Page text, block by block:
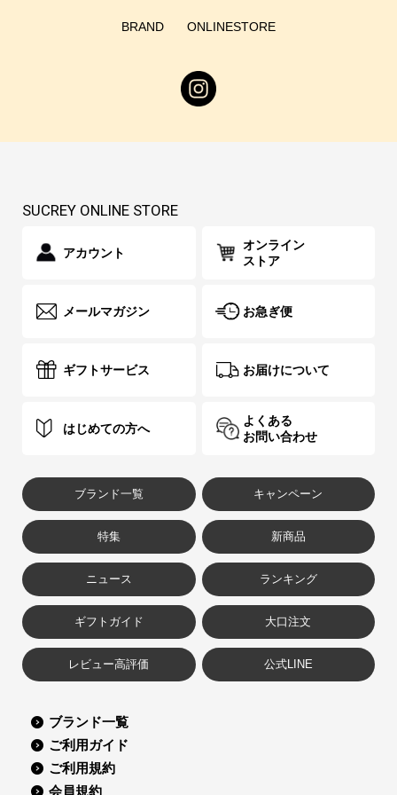
BRAND ONLINESTORE
SUCREY ONLINE STORE
アカウント
オンライン
ストア
メールマガジン お急ぎ便
ギフトサービス お届けについて
はじめての方へ
よくある
お問い合わせ
ブランド一覧 キャンペーン
特集 新商品
ニュース ランキング
ギフトガイド 大口注文
レビュー高評価 公式LINE
ブランド一覧
ご利用ガイド
ご利用規約
会員規約